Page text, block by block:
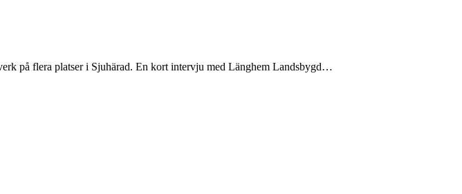
på flera platser i Sjuhärad. En kort intervju med Länghem Landsbygd…